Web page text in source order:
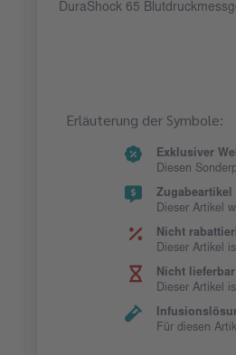
DuraShock 65
Erläuterung der Symbole:
Exklusiver
Diesen
Zugabeartikel
Dieser Artikel
Nicht
Dieser Artikel
Nicht lieferbar
Dieser Artikel
Für diesen